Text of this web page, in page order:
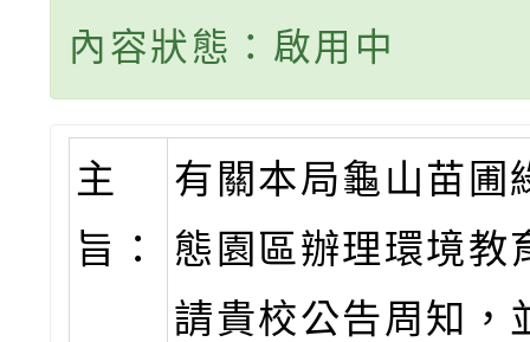
內容狀態：啟用中
主
旨：
有關本局龜山苗圃
態園區辦理環境教
請貴校公告周知，